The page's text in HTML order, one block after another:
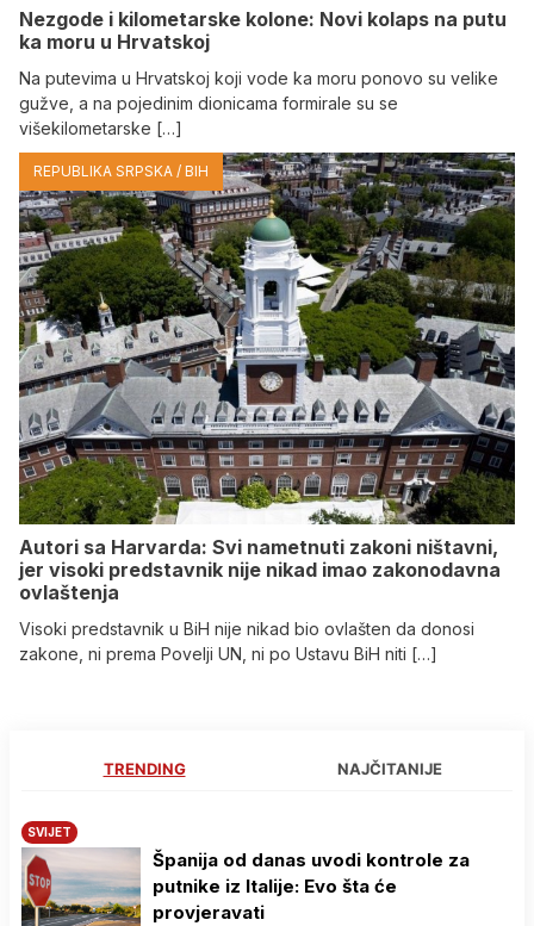
Nezgode i kilometarske kolone: Novi kolaps na putu
ka moru u Hrvatskoj
Na putevima u Hrvatskoj koji vode ka moru ponovo su velike
gužve, a na pojedinim dionicama formirale su se
višekilometarske […]
REPUBLIKA SRPSKA / BIH
Autori sa Harvarda: Svi nametnuti zakoni ništavni,
jer visoki predstavnik nije nikad imao zakonodavna
ovlaštenja
Visoki predstavnik u BiH nije nikad bio ovlašten da donosi
zakone, ni prema Povelji UN, ni po Ustavu BiH niti […]
TRENDING NAJČITANIJE
SVIJET
Španija od danas uvodi kontrole za
putnike iz Italije: Evo šta će
provjeravati